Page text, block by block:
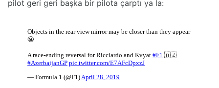
pilot geri geri başka bir pilota çarptı ya la: